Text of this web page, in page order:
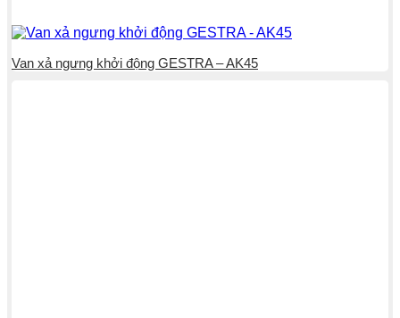
Van xả ngưng khởi động GESTRA – AK45